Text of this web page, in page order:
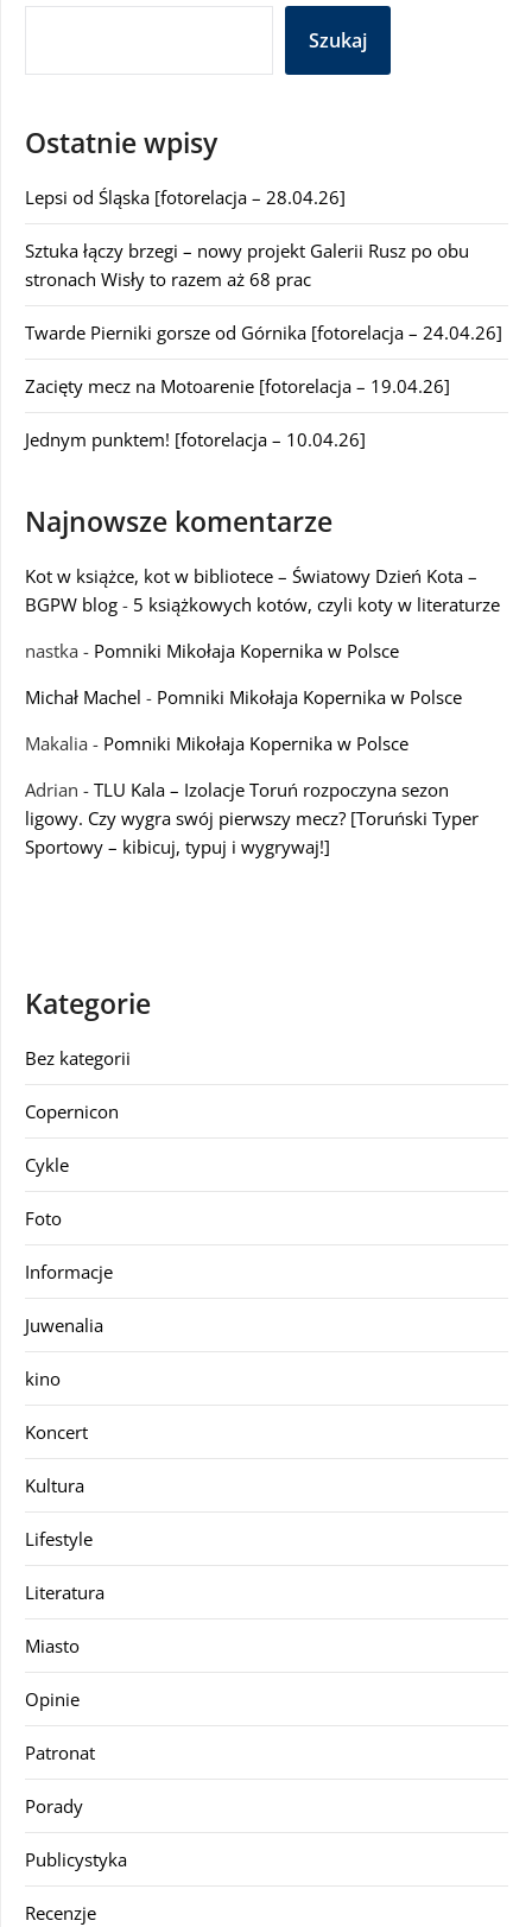
Szukaj
Ostatnie wpisy
Lepsi od Śląska [fotorelacja – 28.04.26]
Sztuka łączy brzegi – nowy projekt Galerii Rusz po obu
stronach Wisły to razem aż 68 prac
Twarde Pierniki gorsze od Górnika [fotorelacja – 24.04.26]
Zacięty mecz na Motoarenie [fotorelacja – 19.04.26]
Jednym punktem! [fotorelacja – 10.04.26]
Najnowsze komentarze
Kot w książce, kot w bibliotece – Światowy Dzień Kota –
BGPW blog - 5 książkowych kotów, czyli koty w literaturze
nastka - Pomniki Mikołaja Kopernika w Polsce
Michał Machel - Pomniki Mikołaja Kopernika w Polsce
Makalia - Pomniki Mikołaja Kopernika w Polsce
Adrian - TLU Kala – Izolacje Toruń rozpoczyna sezon
ligowy. Czy wygra swój pierwszy mecz? [Toruński Typer
Sportowy – kibicuj, typuj i wygrywaj!]
Kategorie
Bez kategorii
Copernicon
Cykle
Foto
Informacje
Juwenalia
kino
Koncert
Kultura
Lifestyle
Literatura
Miasto
Opinie
Patronat
Porady
Publicystyka
Recenzje